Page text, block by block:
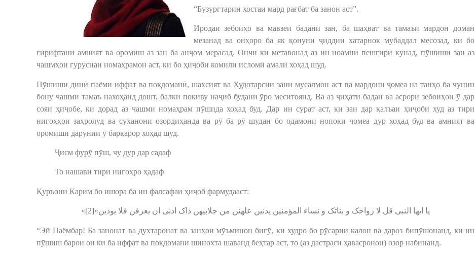
“Бузургтарин хостаи мард рағбат ба занон аст”.
Иродаи зебоиҳо ва мавзеи бадани зан, ба шаҳват ва тамаъи мардон доман
мезанад ва онҳоро ба як қонуни ҷиддии хатарнок мубаддал месозад, ки бо
гирифтани амният ва оромиш аз зан ба анҷом мерасад. Ончи ки метавонад аз ин ноамнӣ пешгирӣ кунад, пӯшиши зан аз
чашмҳои гуруснаи номаҳрамон аст, ки бо ҳиҷоби комили исломӣ амалӣ хоҳад шуд.
Пӯшиши динӣ паёми иффат ва покдоманӣ, шахсият ва Худотарсии зани мусалмон аст ва мардони ҷомеа на танҳо ба чунин
бону чашми тамаъ нахоҳанд дошт, балки покиву наҷиб будани ӯро меситоянд. Ва аз ҷиҳати бадан ва асрори зебоиҳои ӯ дар
сояи ҳиҷобе, ки дорад аз чашми номаҳрам пӯшида хоҳад буд. Дар ин сурат аст, ки зан дар қалъаи ҳиҷоби худ аз тири
нигоҳҳои заҳролуд ва суханони озордиҳанда ва рӯ ба рӯ шудан бо одамони нопоки ҷомеа дур хоҳад буд ва амният ва
оромиши дарунии ӯ барқарор хоҳад шуд.
Ҷисм фурӯ пӯш, чу дур дар садаф
То нашавӣ тири нигоҳро ҳадаф
Қуръони Карим бо ишора ба ин фалсафаи ҳиҷоб фармудааст:
«یا ایها النبی قل لا زواجک و بناتک و نساء المؤمنین یدنین علهنن من جلابیهن ذاک ادنی ان یعرفن فلا یوذین»[2]
“Эй Паёмбар! Ба занонат ва духтаронат ва занҳои мӯъминон бигӯ, ки худро бо рӯсарии калон ва дароз бипӯшонанд, ки ин
пӯшиш барои он ки ба иффат ва покдоманӣ шинохта шаванд беҳтар аст, то (аз дастраси ҳавасронон) озор набинанд.